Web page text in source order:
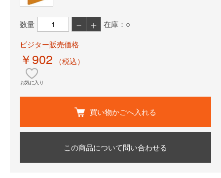
数量 － ＋
在庫：○
ビジター販売価格
￥902 （税込）
お気に入り
買い物かごへ入れる
この商品について問い合わせる